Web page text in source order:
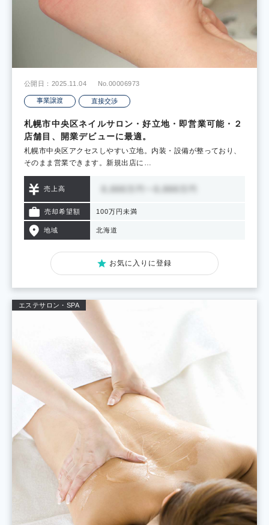
公開日：2025.11.04 No.00006973
事業譲渡 直接交渉
札幌市中央区ネイルサロン・好立地・即営業可能・２
店舗目、開業デビューに最適。
札幌市中央区アクセスしやすい立地。内装・設備が整っており、
そのまま営業できます。新規出店に…
売上高
売却希望額 100万円未満
地域 北海道
お気に入りに登録
エステサロン・SPA